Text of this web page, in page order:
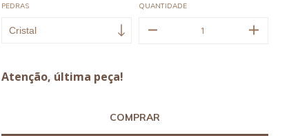
PEDRAS QUANTIDADE
Atenção, última peça!